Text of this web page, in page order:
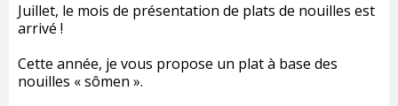
Juillet, le mois de présentation de plats de nouilles est
arrivé !
Cette année, je vous propose un plat à base des
nouilles « sômen ».